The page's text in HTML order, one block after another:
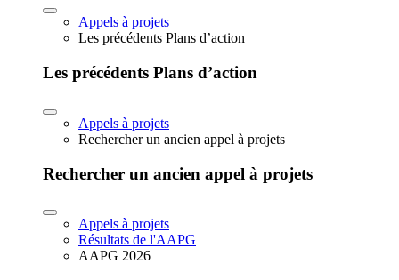
Appels à projets
Les précédents Plans d’action
Les précédents Plans d’action
Appels à projets
Rechercher un ancien appel à projets
Rechercher un ancien appel à projets
Appels à projets
Résultats de l'AAPG
AAPG 2026